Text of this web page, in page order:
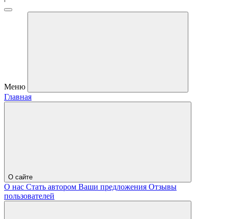
Меню
Главная
О сайте
О нас Стать автором Ваши предложения Отзывы
пользователей